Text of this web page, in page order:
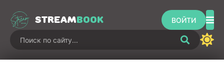
STREAMBOOK ВОЙТИ